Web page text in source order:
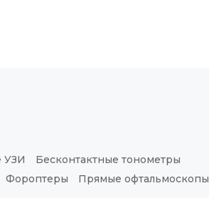
УЗИ
Бесконтактные тонометры
Фороптеры
Прямые офтальмоскопы